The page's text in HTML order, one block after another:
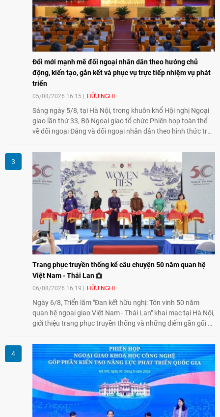
Đổi mới mạnh mẽ đối ngoại nhân dân theo hướng chủ
động, kiến tạo, gắn kết và phục vụ trực tiếp nhiệm vụ phát
triển
05/08/2026 16:15 HỮU NGHỊ
Sáng ngày 5/8, tại Hà Nội, trong khuôn khổ Hội nghị Ngoại
giao lần thứ 33, Bộ Ngoại giao tổ chức Phiên họp toàn thể
về đối ngoại Đảng và đối ngoại nhân dân theo hình thức trực
và các Cơ quan đại diện Việt Nam ở nước ngoài.
Trang phục truyền thống kể câu chuyện 50 năm quan hệ
Việt Nam - Thái Lan
06/08/2026 16:19 HỮU NGHỊ
Ngày 6/8, Triển lãm "Đan kết hữu nghị: Tôn vinh 50 năm
quan hệ ngoại giao Việt Nam - Thái Lan" khai mạc tại Hà Nội,
giới thiệu trang phục truyền thống và những điểm gần gũi về
giao lưu nhân dân trong chặng đường nửa thế kỷ quan hệ
song phương.